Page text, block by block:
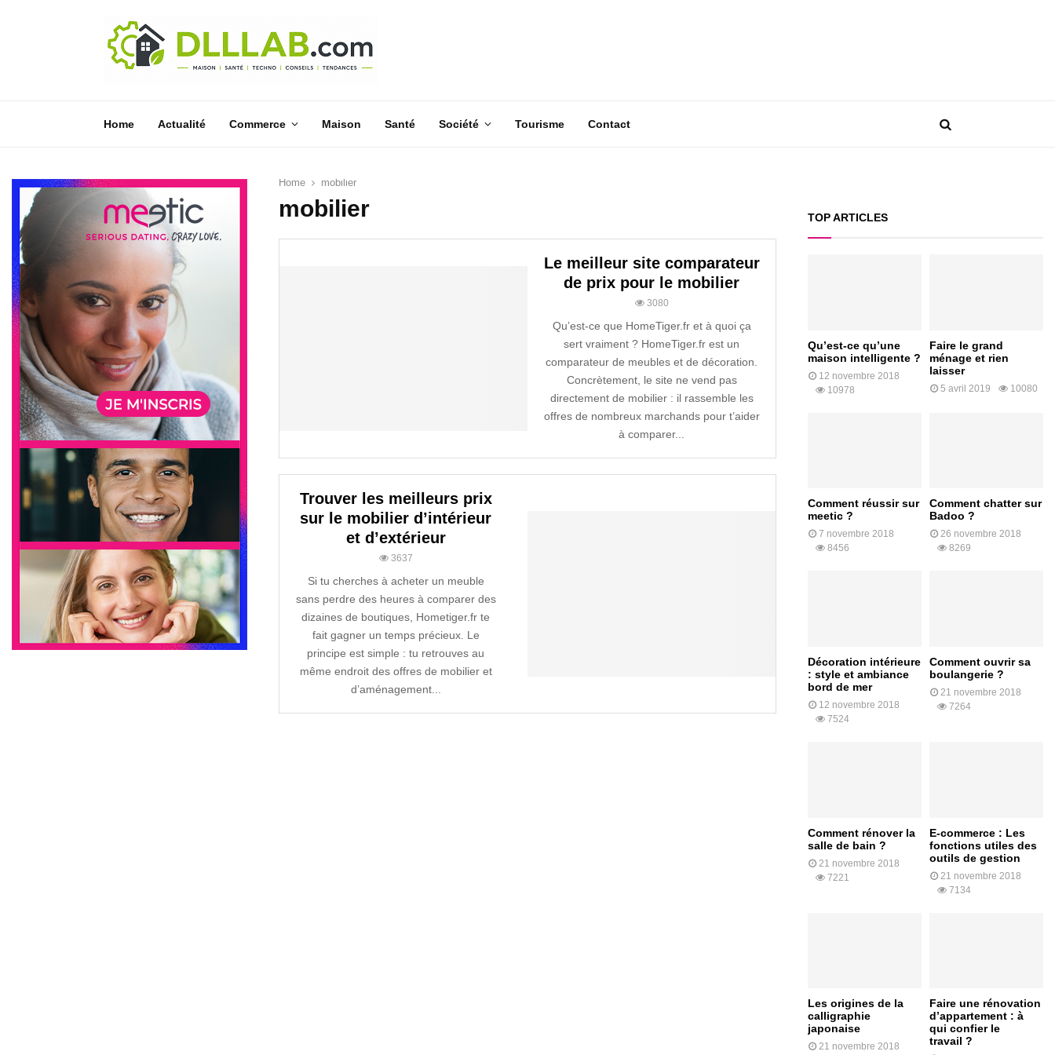
Home Actualité Commerce Maison Santé Société Tourisme Contact
Home mobilier
mobilier
Le meilleur site comparateur
de prix pour le mobilier
3080
Qu’est-ce que HomeTiger.fr et à quoi ça
sert vraiment ? HomeTiger.fr est un
comparateur de meubles et de décoration.
Concrètement, le site ne vend pas
directement de mobilier : il rassemble les
offres de nombreux marchands pour t’aider
à comparer...
Trouver les meilleurs prix
sur le mobilier d’intérieur
et d’extérieur
3637
Si tu cherches à acheter un meuble
sans perdre des heures à comparer des
dizaines de boutiques, Hometiger.fr te
fait gagner un temps précieux. Le
principe est simple : tu retrouves au
même endroit des offres de mobilier et
d’aménagement...
TOP ARTICLES
Qu’est-ce qu’une
maison intelligente ?
12 novembre 2018
10978
Faire le grand
ménage et rien
laisser
5 avril 2019 10080
Comment réussir sur
meetic ?
7 novembre 2018
8456
Comment chatter sur
Badoo ?
26 novembre 2018
8269
Décoration intérieure
: style et ambiance
bord de mer
12 novembre 2018
7524
Comment ouvrir sa
boulangerie ?
21 novembre 2018
7264
Comment rénover la
salle de bain ?
21 novembre 2018
7221
E-commerce : Les
fonctions utiles des
outils de gestion
21 novembre 2018
7134
Les origines de la
calligraphie
japonaise
21 novembre 2018
Faire une rénovation
d’appartement : à
qui confier le
travail ?